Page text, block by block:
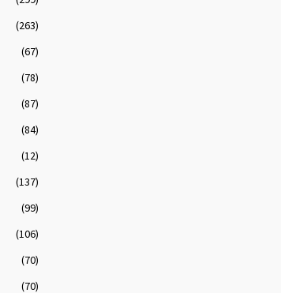
(263)
(67)
(78)
(87)
(84)
(12)
(137)
(99)
(106)
(70)
(70)